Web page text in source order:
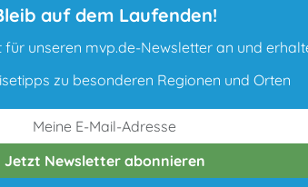
auf dem Laufenden!
für unseren mvp.de-Newsletter an und
zu besonderen Regionen und Orten
Jetzt Newsletterabonnieren